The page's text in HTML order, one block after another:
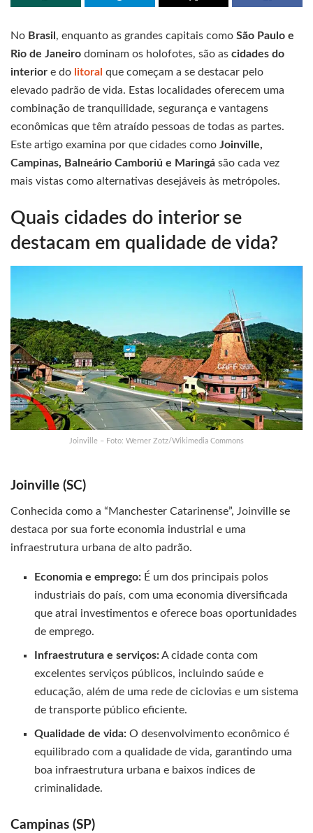
No Brasil , enquanto as grandes capitais como São Paulo e
Rio de Janeiro dominam os holofotes, são as cidades do
interior e do litoral que começam a se destacar pelo
elevado padrão de vida. Estas localidades oferecem uma
combinação de tranquilidade, segurança e vantagens
econômicas que têm atraído pessoas de todas as partes.
Este artigo examina por que cidades como Joinville,
Campinas, Balneário Camboriú e Maringá são cada vez
mais vistas como alternativas desejáveis às metrópoles.
Quais cidades do interior se
destacam em qualidade de vida?
Joinville – Foto: Werner Zotz/Wikimedia Commons
Joinville (SC)
Conhecida como a “Manchester Catarinense”, Joinville se
destaca por sua forte economia industrial e uma
infraestrutura urbana de alto padrão.
Economia e emprego: É um dos principais polos
industriais do país, com uma economia diversificada
que atrai investimentos e oferece boas oportunidades
de emprego.
Infraestrutura e serviços:A cidade conta com
excelentes serviços públicos, incluindo saúde e
educação, além de uma rede de ciclovias e um sistema
de transporte público eficiente.
Qualidade de vida: O desenvolvimento econômico é
equilibrado com a qualidade de vida, garantindo uma
boa infraestrutura urbana e baixos índices de
criminalidade.
Campinas (SP)